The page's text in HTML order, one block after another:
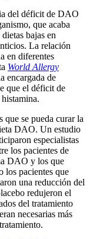
del déficit de DAO
que acaba
bajas en
La relación
en diferentes
World Allergy
encargada de
que el déficit de
que se pueda curar la
DAO. Un estudio
especialistas
los pacientes de
DAO y los que
los pacientes que
una reducción del
redujeron el
del tratamiento
necesarias más